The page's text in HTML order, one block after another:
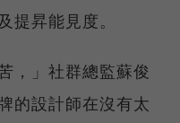
提昇能見度。
，」社群總監蘇俊
的設計師在沒有太